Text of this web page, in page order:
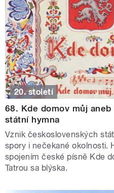
20. století
68. Kde domov můj
státní hymna
Vznik československých
spory i nečekané okolnosti.
spojením české písně Kde
Tatrou sa blýska.